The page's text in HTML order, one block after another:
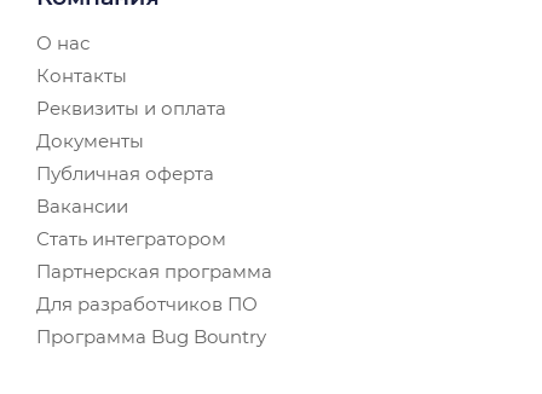
О нас
Контакты
Реквизиты и оплата
Документы
Публичная оферта
Вакансии
Стать интегратором
Партнерская программа
Для разработчиков ПО
Программа Bug Bountry